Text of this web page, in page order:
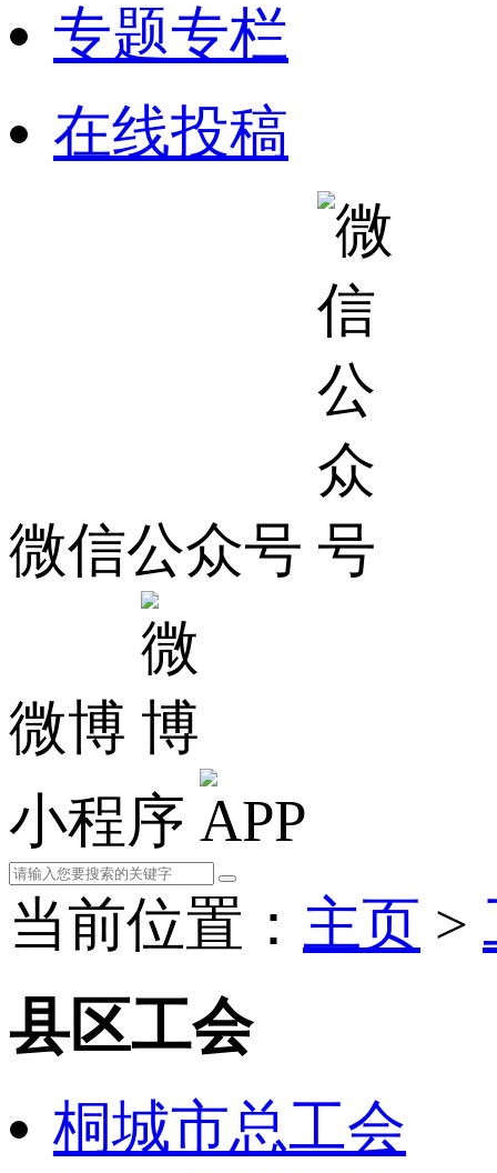
专题专栏
在线投稿
微信公众号
微博
小程序
当前位置： 主页 >
县区工会
桐城市总工会